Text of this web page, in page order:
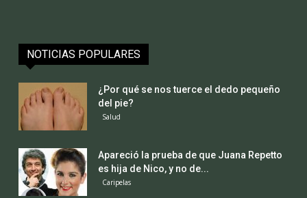
NOTICIAS POPULARES
¿Por qué se nos tuerce el dedo pequeño
del pie?
Salud
Apareció la prueba de que Juana Repetto
es hija de Nico, y no de...
Caripelas